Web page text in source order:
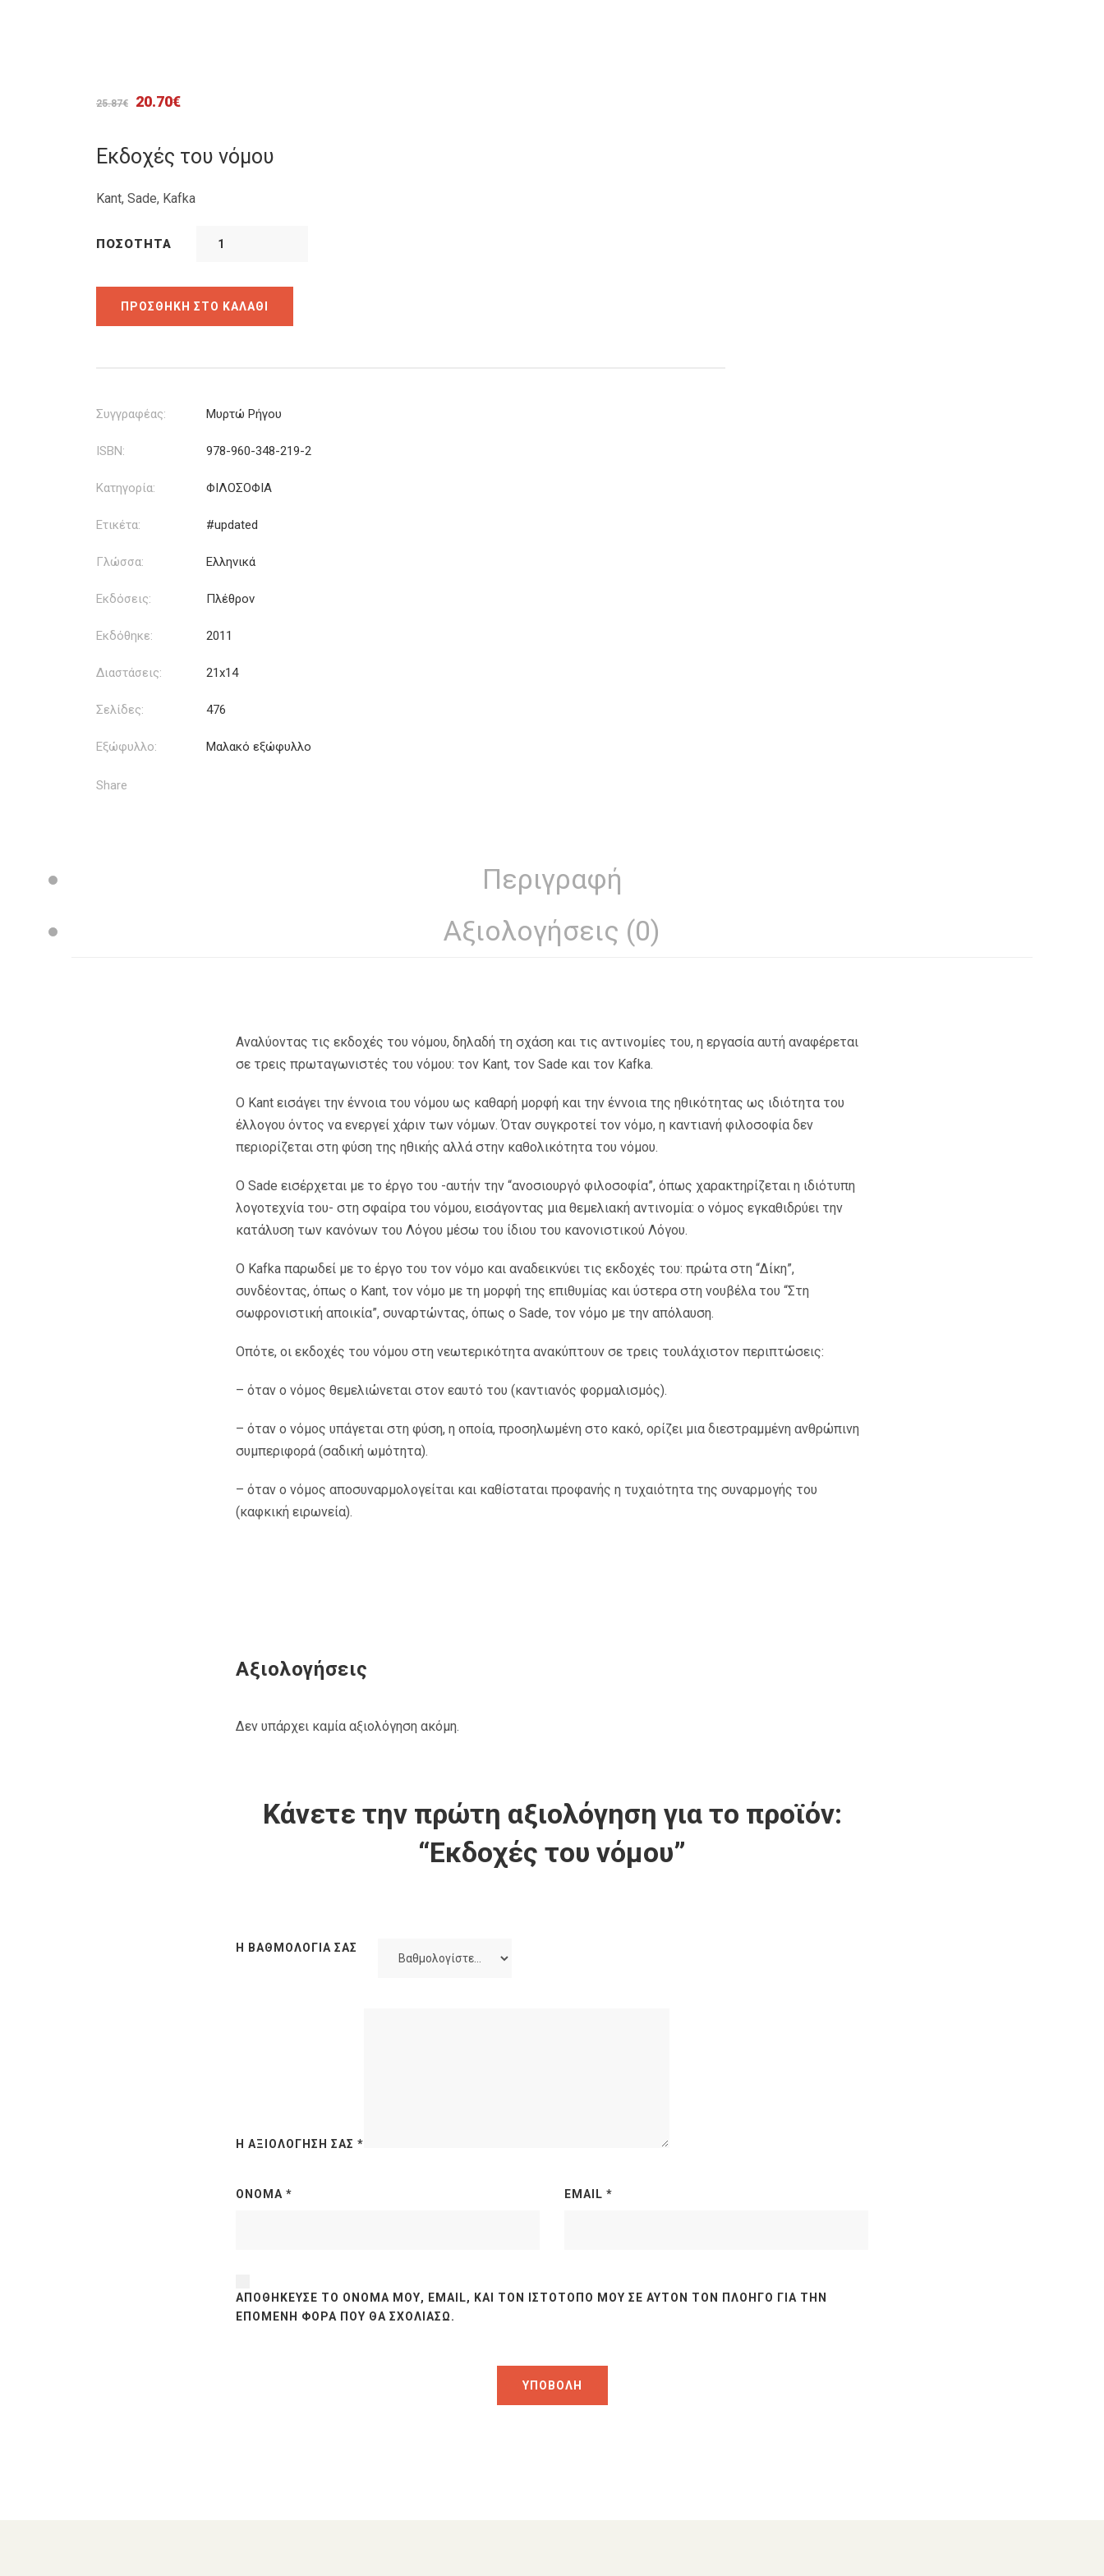
25.87€
Original
was:
25.87€.
20.70€Η
είναι:
20.70€.
Εκδοχές του νόμου
Kant, Sade, Kafka
ΠΟΣΌΤΗΤΑ
ΠΡΟΣΘΉΚΗ ΣΤΟ ΚΑΛΆΘΙ
Συγγραφέας: Μυρτώ Ρήγου
ISBN: 978-960-348-219-2
Κατηγορία: ΦΙΛΟΣΟΦΙΑ
Ετικέτα: #updated
Γλώσσα: Ελληνικά
Εκδόσεις: Πλέθρον
Εκδόθηκε: 2011
Διαστάσεις: 21x14
Σελίδες: 476
Εξώφυλλο: Μαλακό εξώφυλλο
Share
Περιγραφή
Αξιολογήσεις (0)
Αναλύοντας τις εκδοχές του νόμου, δηλαδή τη σχάση και τις αντινομίες του, η εργασία αυτή αναφέρεται
σε τρεις πρωταγωνιστές του νόμου: τον Kant, τον Sade και τον Kafka.
Ο Kant εισάγει την έννοια του νόμου ως καθαρή μορφή και την έννοια της ηθικότητας ως ιδιότητα του
έλλογου όντος να ενεργεί χάριν των νόμων. Όταν συγκροτεί τον νόμο, η καντιανή φιλοσοφία δεν
περιορίζεται στη φύση της ηθικής αλλά στην καθολικότητα του νόμου.
Ο Sade εισέρχεται με το έργο του -αυτήν την “ανοσιουργό φιλοσοφία”, όπως χαρακτηρίζεται η ιδιότυπη
λογοτεχνία του- στη σφαίρα του νόμου, εισάγοντας μια θεμελιακή αντινομία: ο νόμος εγκαθιδρύει την
κατάλυση των κανόνων του Λόγου μέσω του ίδιου του κανονιστικού Λόγου.
Ο Kafka παρωδεί με το έργο του τον νόμο και αναδεικνύει τις εκδοχές του: πρώτα στη “Δίκη”,
συνδέοντας, όπως ο Kant, τον νόμο με τη μορφή της επιθυμίας και ύστερα στη νουβέλα του “Στη
σωφρονιστική αποικία”, συναρτώντας, όπως ο Sade, τον νόμο με την απόλαυση.
Οπότε, οι εκδοχές του νόμου στη νεωτερικότητα ανακύπτουν σε τρεις τουλάχιστον περιπτώσεις:
– όταν ο νόμος θεμελιώνεται στον εαυτό του (καντιανός φορμαλισμός).
– όταν ο νόμος υπάγεται στη φύση, η οποία, προσηλωμένη στο κακό, ορίζει μια διεστραμμένη ανθρώπινη
συμπεριφορά (σαδική ωμότητα).
– όταν ο νόμος αποσυναρμολογείται και καθίσταται προφανής η τυχαιότητα της συναρμογής του
(καφκική ειρωνεία).
Αξιολογήσεις
Δεν υπάρχει καμία αξιολόγηση ακόμη.
Κάνετε την πρώτη αξιολόγηση για το προϊόν:
“Εκδοχές του νόμου”
Η ΒΑΘΜΟΛΟΓΊΑ ΣΑΣ
Η ΑΞΙΟΛΌΓΗΣΉ ΣΑΣ *
ΌΝΟΜΑ * EMAIL *
ΑΠΟΘΉΚΕΥΣΕ ΤΟ ΌΝΟΜΆ ΜΟΥ, EMAIL, ΚΑΙ ΤΟΝ ΙΣΤΌΤΟΠΟ ΜΟΥ ΣΕ ΑΥΤΌΝ ΤΟΝ ΠΛΟΗΓΌ ΓΙΑ ΤΗΝ
ΕΠΌΜΕΝΗ ΦΟΡΆ ΠΟΥ ΘΑ ΣΧΟΛΙΆΣΩ.